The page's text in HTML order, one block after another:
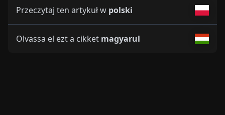
Przeczytaj ten artykuł w polski
Olvassa el ezt a cikket magyarul